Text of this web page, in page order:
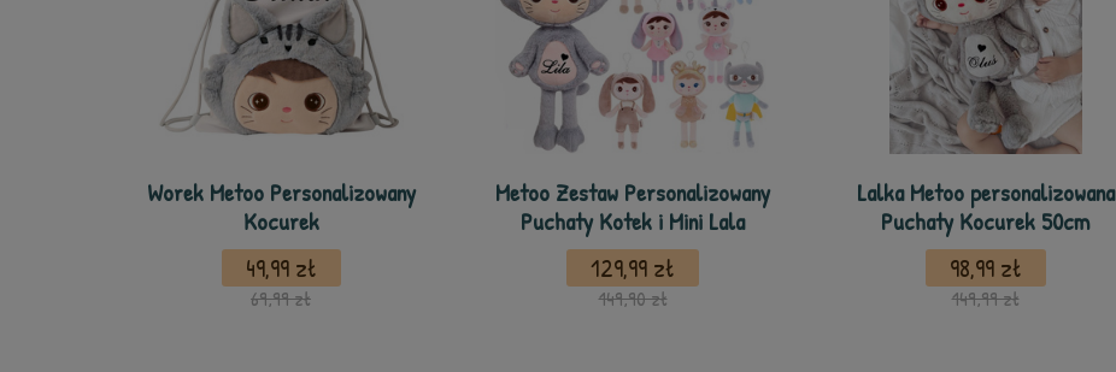
Worek Metoo Personalizowany
Kocurek
49,99 zł
69,99 zł
Metoo Zestaw Personalizowany
Puchaty Kotek i Mini Lala
129,99 zł
149,90 zł
Lalka Metoo personalizowana
Puchaty Kocurek 50cm
98,99 zł
149,99 zł